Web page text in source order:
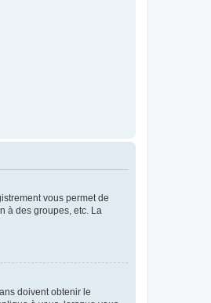
vous permet de
à des groupes, etc. La
doivent obtenir le